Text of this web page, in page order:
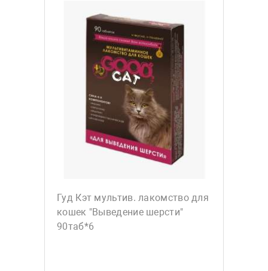
Гуд Кэт мультив. лакомство для
кошек "Выведение шерсти"
90таб*6